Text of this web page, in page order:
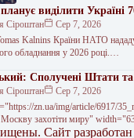
виділити Україні
Сіроштан
Сер 7, 2026
Kalnins Країни НАТО
обладнання у 2026 році.…
Сполучені Штати
Сіроштан
Сер 7, 2026
zn.ua/img/article/6917/
Москву захотіти миру"
Сайт разработан